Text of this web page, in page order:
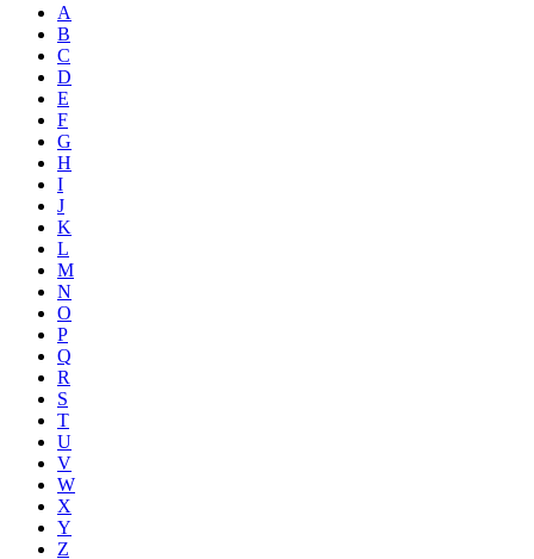
A
B
C
D
E
F
G
H
I
J
K
L
M
N
O
P
Q
R
S
T
U
V
W
X
Y
Z